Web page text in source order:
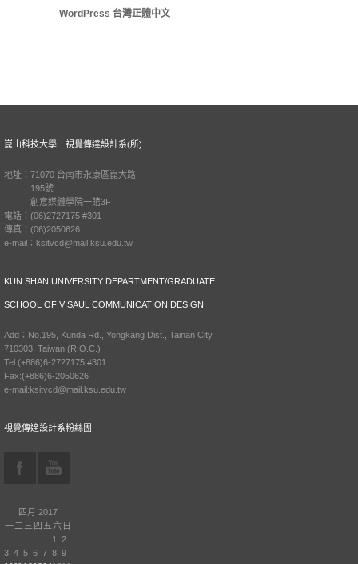
WordPress 台灣正體中文
崑山科技大學 視覺傳達設計系(所)
地址：71070 台南市永康區崑大路
195號
創意媒體學院一館3F
電話：(06)2727175 #301
傳真：(06)2050626
e-mail：ksitvcd@mail.ksu.edu.tw
KUN SHAN UNIVERSITY DEPARTMENT/GRADUATE
SCHOOL OF VISAUL COMMUNICATION DESIGN
Add：No.195, Kunda Rd., Yongkang Dist., Tainan City
710303, Taiwan (R.O.C.)
Tel:(+886)6-2727175 #301
Fax:(+886)6-2050626
e-mail:ksitvcd@mail.ksu.edu.tw
視覺傳達設計系粉絲團
四月 2017
一 二 三 四 五六 日
1
2
3 4 5 6 7 8 9